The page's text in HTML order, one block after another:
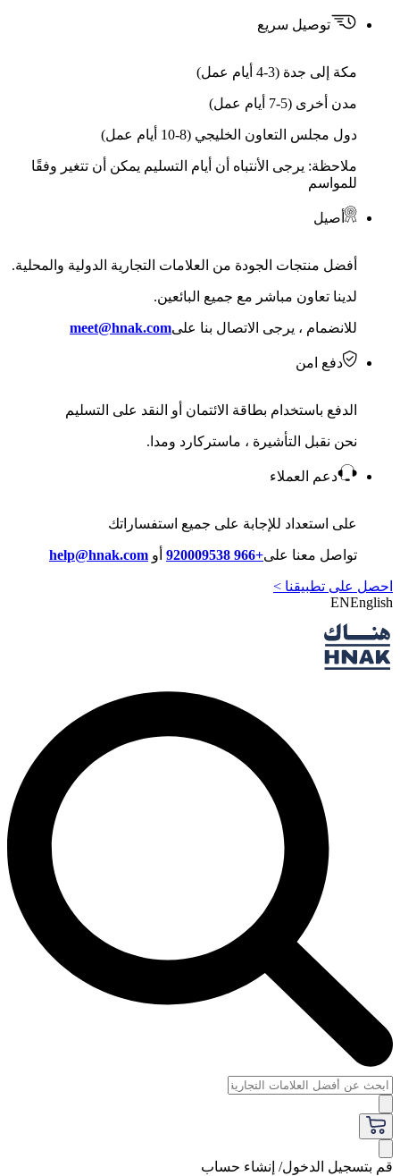
توصيل سريع
مكة إلى جدة (3-4 أيام عمل)
مدن أخرى (5-7 أيام عمل)
دول مجلس التعاون الخليجي (8-10 أيام عمل)
ملاحظة: يرجى الأنتباه أن أيام التسليم يمكن أن تتغير وفقًا
للمواسم
أصيل
أفضل منتجات الجودة من العلامات التجارية الدولية والمحلية.
لدينا تعاون مباشر مع جميع البائعين.
للانضمام ، يرجى الاتصال بنا علىmeet@hnak.com
دفع امن
الدفع باستخدام بطاقة الائتمان أو النقد على التسليم
نحن نقبل التأشيرة ، ماستركارد ومدا.
دعم العملاء
على استعداد للإجابة على جميع استفساراتك
تواصل معنا على+966 920009538 أو help@hnak.com
احصل على تطبيقنا >
ENEnglish
قم بتسجيل الدخول/ إنشاء حساب